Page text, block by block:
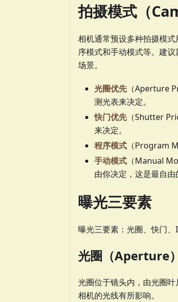
拍摄模式（
相机通常预设多种拍摄模
序模式和手动模式等。建
场景。
光圈优先（Aperture
测光表来决定。
快门优先（Shutter
来决定。
程序模式 （Program
手动模式 （Manual
由你决定，这是最自由
曝光三要素
曝光三要素：光圈、快门、
光圈（Aperture）
光圈位于镜头内，由光圈
相机的光线有所影响。